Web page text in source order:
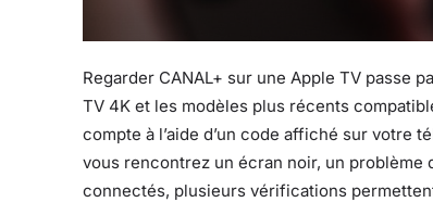
Regarder CANAL+ sur une Apple TV passe
TV 4K et les modèles plus récents
compte à l’aide d’un code affiché sur votre
vous rencontrez un écran noir, un problème
connectés, plusieurs vérifications